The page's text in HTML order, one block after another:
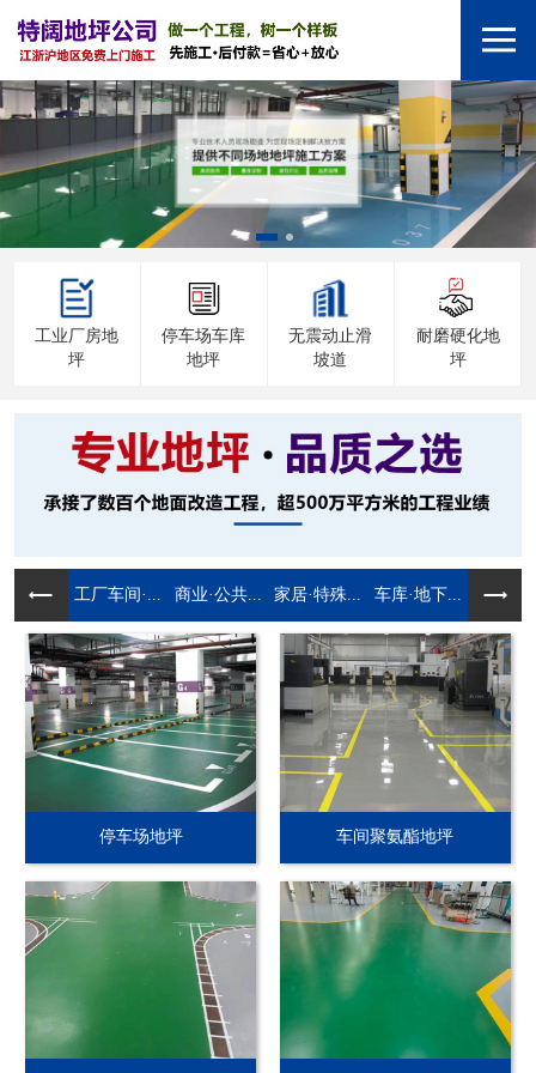
工业厂房地
坪
停车场车库
地坪
无震动止滑
坡道
耐磨硬化地
坪
工厂车间·... 商业·公共... 家居·特殊... 车库·地下...
停车场地坪 车间聚氨酯地坪